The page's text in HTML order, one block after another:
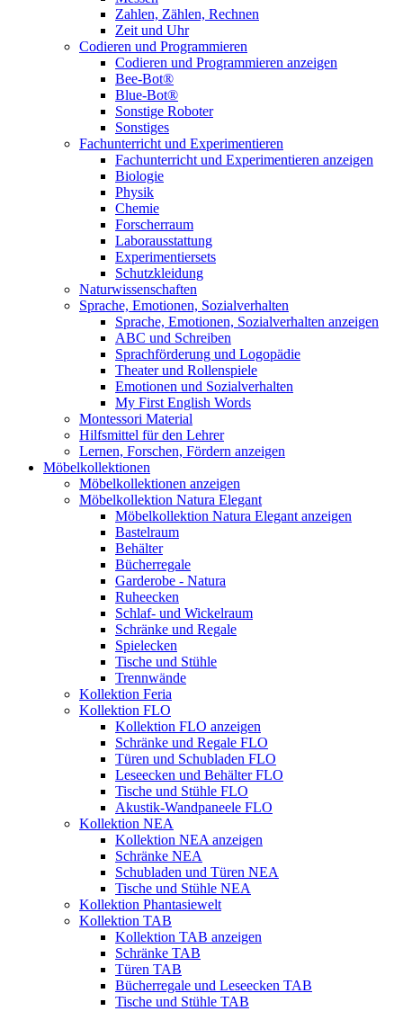
Zahlen, Zählen, Rechnen
Zeit und Uhr
Codieren und Programmieren
Codieren und Programmieren anzeigen
Bee-Bot®
Blue-Bot®
Sonstige Roboter
Sonstiges
Fachunterricht und Experimentieren
Fachunterricht und Experimentieren anzeigen
Biologie
Physik
Chemie
Forscherraum
Laborausstattung
Experimentiersets
Schutzkleidung
Naturwissenschaften
Sprache, Emotionen, Sozialverhalten
Sprache, Emotionen, Sozialverhalten anzeigen
ABC und Schreiben
Sprachförderung und Logopädie
Theater und Rollenspiele
Emotionen und Sozialverhalten
My First English Words
Montessori Material
Hilfsmittel für den Lehrer
Lernen, Forschen, Fördern anzeigen
Möbelkollektionen
Möbelkollektionen anzeigen
Möbelkollektion Natura Elegant
Möbelkollektion Natura Elegant anzeigen
Bastelraum
Behälter
Bücherregale
Garderobe - Natura
Ruheecken
Schlaf- und Wickelraum
Schränke und Regale
Spielecken
Tische und Stühle
Trennwände
Kollektion Feria
Kollektion FLO
Kollektion FLO anzeigen
Schränke und Regale FLO
Türen und Schubladen FLO
Leseecken und Behälter FLO
Tische und Stühle FLO
Akustik-Wandpaneele FLO
Kollektion NEA
Kollektion NEA anzeigen
Schränke NEA
Schubladen und Türen NEA
Tische und Stühle NEA
Kollektion Phantasiewelt
Kollektion TAB
Kollektion TAB anzeigen
Schränke TAB
Türen TAB
Bücherregale und Leseecken TAB
Tische und Stühle TAB